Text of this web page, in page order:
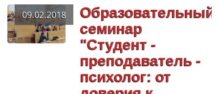
09.02.2018
Образовательный
семинар
"Студент -
преподаватель -
психолог: от